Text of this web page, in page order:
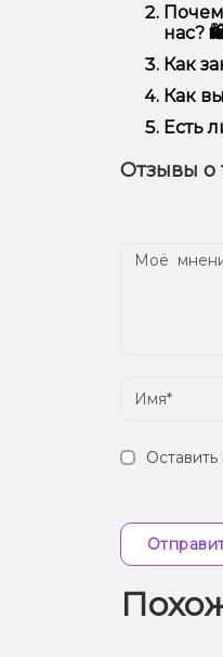
Колба
нас?
Мы
Кроме
Как
Как
Выбор
вейп
Есть
нашем
Отзывы о